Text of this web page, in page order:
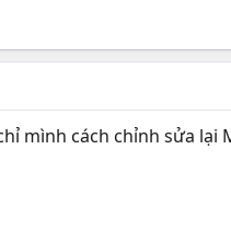
mình cách chỉnh sửa